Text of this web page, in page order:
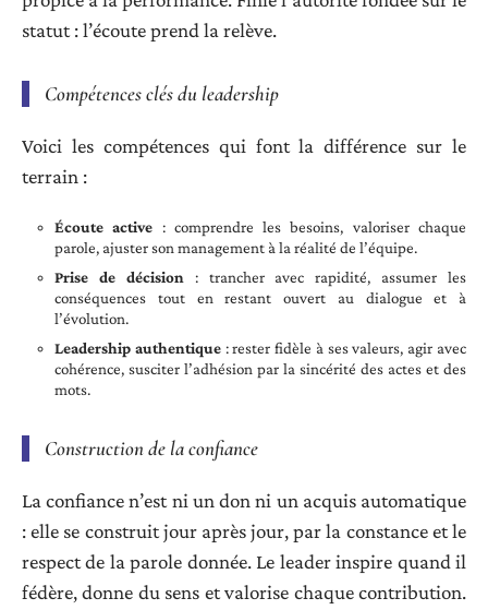
statut : l’écoute prend la relève.
Compétences clés du leadership
Voici les compétences qui font la différence sur le
terrain :
Écoute active : comprendre les besoins, valoriser chaque
parole, ajuster son management à la réalité de l’équipe.
Prise de décision : trancher avec rapidité, assumer les
conséquences tout en restant ouvert au dialogue et à
l’évolution.
Leadership authentique: rester fidèle à ses valeurs, agir avec
cohérence, susciter l’adhésion par la sincérité des actes et des
mots.
Construction de la confiance
La confiance n’est ni un don ni un acquis automatique
: elle se construit jour après jour, par la constance et le
respect de la parole donnée. Le leader inspire quand il
fédère, donne du sens et valorise chaque contribution.